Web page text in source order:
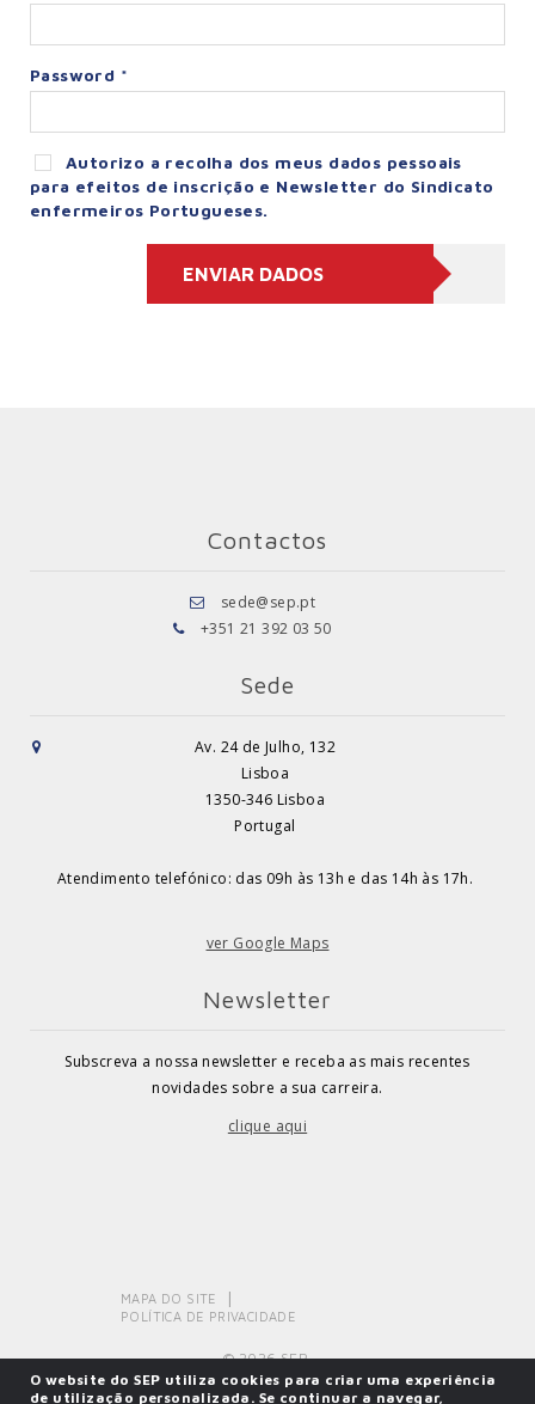
Password *
Autorizo a recolha dos meus dados pessoais
para efeitos de inscrição e Newsletter do Sindicato
enfermeiros Portugueses.
ENVIAR DADOS
Contactos
sede@sep.pt
+351 21 392 03 50
Sede
Av. 24 de Julho, 132
Lisboa
1350-346 Lisboa
Portugal
Atendimento telefónico: das 09h às 13h e das 14h às 17h.
ver Google Maps
Newsletter
Subscreva a nossa newsletter e receba as mais recentes
novidades sobre a sua carreira.
clique aqui
MAPA DO SITE
POLÍTICA DE PRIVACIDADE
© 2026 SEP.
O website do SEP utiliza cookies para criar uma experiência
de utilização personalizada. Se continuar a navegar,